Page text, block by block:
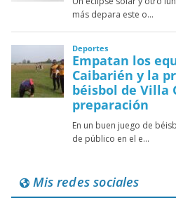
Mis redes sociales